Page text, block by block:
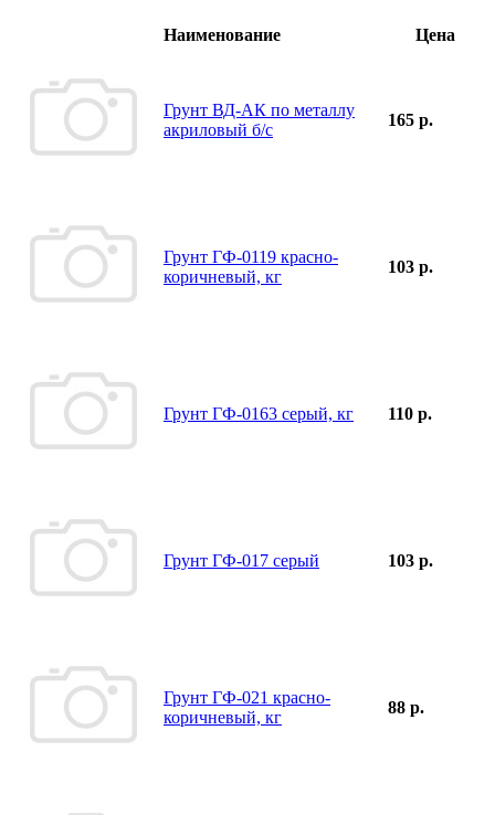
Наименование Цена
Грунт ВД-АК по металлу
акриловый б/с
165 р.
Грунт ГФ-0119 красно-
коричневый, кг
103 р.
Грунт ГФ-0163 серый, кг 110 р.
Грунт ГФ-017 серый 103 р.
Грунт ГФ-021 красно-
коричневый, кг
88 р.